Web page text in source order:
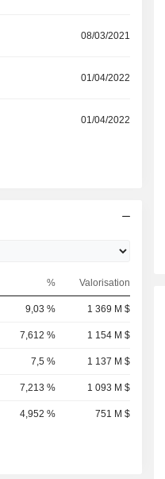
08/03/2021
01/04/2022
01/04/2022
% Valorisation
9,03 % 1 369 M $
7,612 % 1 154 M $
7,5 % 1 137 M $
7,213 % 1 093 M $
4,952 % 751 M $